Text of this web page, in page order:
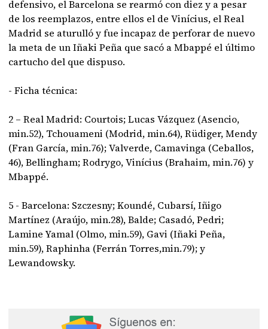
defensivo, el Barcelona se rearmó con diez y a pesar
de los reemplazos, entre ellos el de Vinícius, el Real
Madrid se aturulló y fue incapaz de perforar de nuevo
la meta de un Iñaki Peña que sacó a Mbappé el último
cartucho del que dispuso.
- Ficha técnica:
2 – Real Madrid: Courtois; Lucas Vázquez (Asencio,
min.52), Tchouameni (Modrid, min.64), Rüdiger, Mendy
(Fran García, min.76); Valverde, Camavinga (Ceballos,
46), Bellingham; Rodrygo, Vinícius (Brahaim, min.76) y
Mbappé.
5 - Barcelona: Szczesny; Koundé, Cubarsí, Iñigo
Martínez (Araújo, min.28), Balde; Casadó, Pedri;
Lamine Yamal (Olmo, min.59), Gavi (Iñaki Peña,
min.59), Raphinha (Ferrán Torres,min.79); y
Lewandowsky.